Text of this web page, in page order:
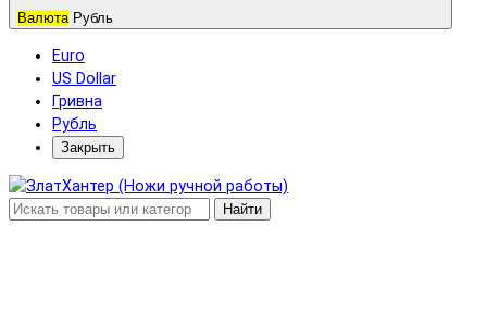
Валюта Рубль
Euro
US Dollar
Гривна
Рубль
Закрыть
Найти